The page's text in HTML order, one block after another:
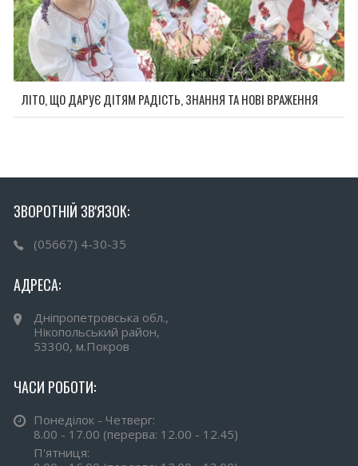
ЛІТО, ЩО ДАРУЄ ДІТЯМ РАДІСТЬ, ЗНАННЯ ТА НОВІ ВРАЖЕННЯ
ЗВОРОТНІЙ ЗВ'ЯЗОК:
(05667) 4-30-35
АДРЕСА:
Дніпропетровська обл.,
Нікопольський район,
53300, м.Покров
ЧАСИ РОБОТИ:
Понеділок - Четверг:
8.00 - 17.00 (перерва: 12.00 - 12.45)
П'ятниця: